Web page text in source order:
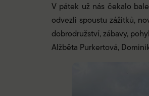
V pátek už nás čekalo
odvezli spoustu zážitků,
dobrodružství, zábavy,
Alžběta Purkertová,